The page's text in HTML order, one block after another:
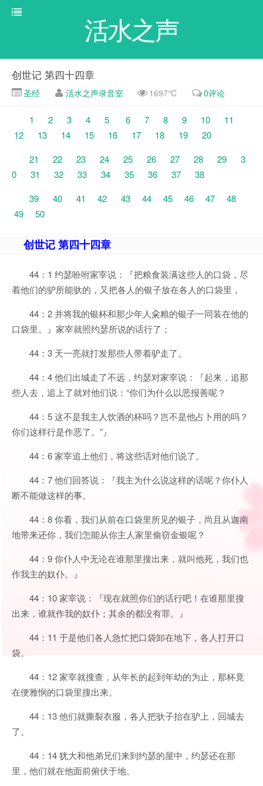
活水之声
创世记 第四十四章
圣经 活水之声录音室 1697℃ 0评论
1 2 3 4 5 6 7 8 9 10
11
12
13 14 15 16 17 18 19
20
21
22 23 24 25 26 27 28 29
3
0
31 32 33 34 35 36 37
38
39
40 41 42 43 44 45 46 47
48
49
50
创世记 第四十四章
44：1 约瑟吩咐家宰说：『把粮食装满这些人的口袋，尽
着他们的驴所能驮的，又把各人的银子放在各人的口袋里，
44：2 并将我的银杯和那少年人籴粮的银子一同装在他的
口袋里。』家宰就照约瑟所说的话行了；
44：3 天一亮就打发那些人带着驴走了。
44：4 他们出城走了不远，约瑟对家宰说：『起来，追那
些人去，追上了就对他们说：“你们为什么以恶报善呢？
44：5 这不是我主人饮酒的杯吗？岂不是他占卜用的吗？
你们这样行是作恶了。”』
44：6 家宰追上他们，将这些话对他们说了。
44：7 他们回答说：『我主为什么说这样的话呢？你仆人
断不能做这样的事。
44：8 你看，我们从前在口袋里所见的银子，尚且从迦南
地带来还你，我们怎能从你主人家里偷窃金银呢？
44：9 你仆人中无论在谁那里搜出来，就叫他死，我们也
作我主的奴仆。』
44：10 家宰说：『现在就照你们的话行吧！在谁那里搜
出来，谁就作我的奴仆；其余的都没有罪。』
44：11 于是他们各人急忙把口袋卸在地下，各人打开口
袋。
44：12 家宰就搜查，从年长的起到年幼的为止，那杯竟
在便雅悯的口袋里搜出来。
44：13 他们就撕裂衣服，各人把驮子抬在驴上，回城去
了。
44：14 犹大和他弟兄们来到约瑟的屋中，约瑟还在那
里，他们就在他面前俯伏于地。